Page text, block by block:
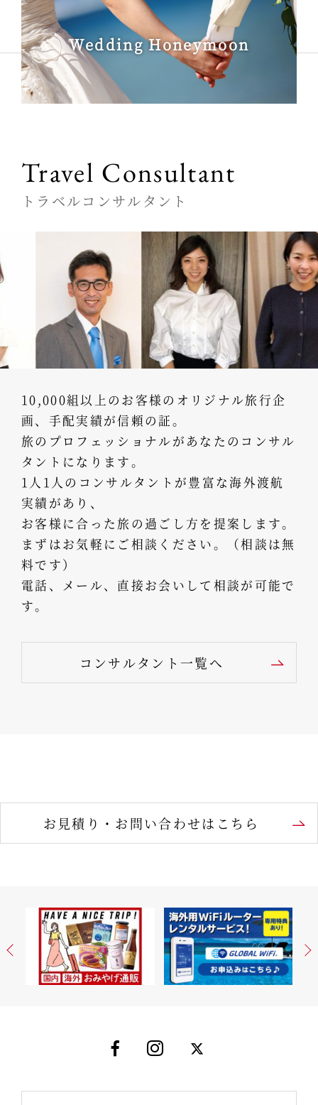
Wedding Honeymoon
Travel Consultant
トラベルコンサルタント
10,000組以上のお客様のオリジナル旅行企
画、手配実績が信頼の証。
旅のプロフェッショナルがあなたのコンサル
タントになります。
1人1人のコンサルタントが豊富な海外渡航
実績があり、
お客様に合った旅の過ごし方を提案します。
まずはお気軽にご相談ください。（相談は無
料です）
電話、メール、直接お会いして相談が可能で
す。
コンサルタント一覧へ
お見積り・お問い合わせはこちら